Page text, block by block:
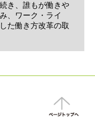
き、誰もが働きや
、ワーク・ライ
た働き方改革の取